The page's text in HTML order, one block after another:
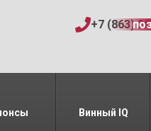
+7 (863)
Винный IQ